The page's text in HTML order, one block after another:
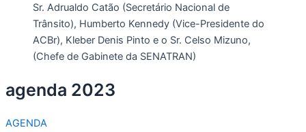
Sr. Adrualdo Catão (Secretário Nacional de
Trânsito), Humberto Kennedy (Vice-Presidente do
ACBr), Kleber Denis Pinto e o Sr. Celso Mizuno,
(Chefe de Gabinete da SENATRAN)
agenda 2023
AGENDA